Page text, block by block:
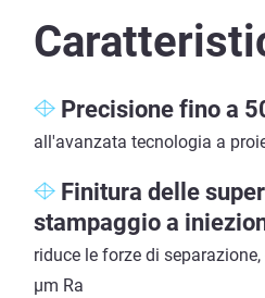
Precisione fino a
all'avanzata tecnologia a
Finitura delle
stampaggio a
riduce le forze di
µm Ra